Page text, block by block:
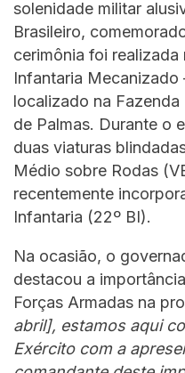
solenidade militar
Brasileiro,
cerimônia foi
Infantaria Mecanizado
localizado na
de Palmas. Durante o
duas viaturas
Médio sobre Rodas
recentemente
Infantaria (22º BI).
Na ocasião, o
destacou a
Forças Armadas na
abril], estamos aqui
Exército com a